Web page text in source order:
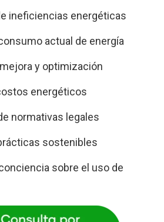
ineficiencias energéticas
actual de energía
y optimización
energéticos
normativas legales
sostenibles
sobre el uso de